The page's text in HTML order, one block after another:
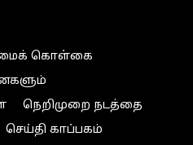
கொள்கை
நெறிமுறை நடத்தை
செய்தி காப்பகம்